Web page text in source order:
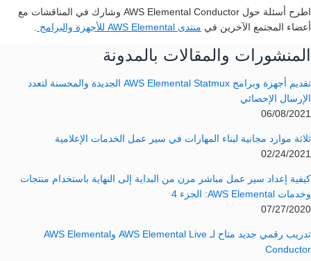
اطرح أسئلة حول AWS Elemental Conductor وشارك في المناقشات مع
أعضاء المجتمع الآخرين في منتدى AWS Elemental للأجهزة والبرامج
المنشورات والمقالات بالمدونة
تقديم أجهزة وبرامج AWS Elemental Statmux الجديدة والمحسنة لتعدد
الإرسال الإحصائي
06/08/2021
ثلاثة موارد مجانية لبناء المهارات في سير عمل الخدمات الإعلامية
02/24/2021
كيفية إعداد سير عمل مباشر مرن من البداية إلى النهاية باستخدام منتجات
وخدمات AWS Elemental: الجزء 4
07/27/2020
تدريب رقمي جديد متاح لـ AWS Elemental Live وAWS Elemental
Conductor